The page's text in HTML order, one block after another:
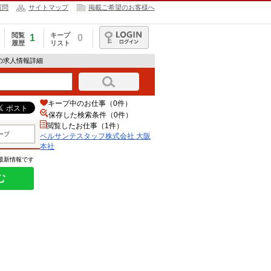
問 サイトマップ 掲載ご希望のお客様へ
閲覧
履歴
1
キープ
リスト
0
ログイン
求人情報詳細
プ
新情報です
キープ中のお仕事（0件）
保存した検索条件（0件）
閲覧したお仕事（1件）
ベルサンテスタッフ株式会社 大阪
本社